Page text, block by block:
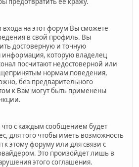
входа на этот форум Вы сможете
в свой профиль. Вы
достоверную и точную
которую владелец
посчитают недостоверной или
нормам поведения,
без предварительного
к Вам могут быть применены
с каждым сообщением будет
для того чтобы иметь возможность
к этому форуму или для связи с
Это произойдет лишь в
этого соглашения.